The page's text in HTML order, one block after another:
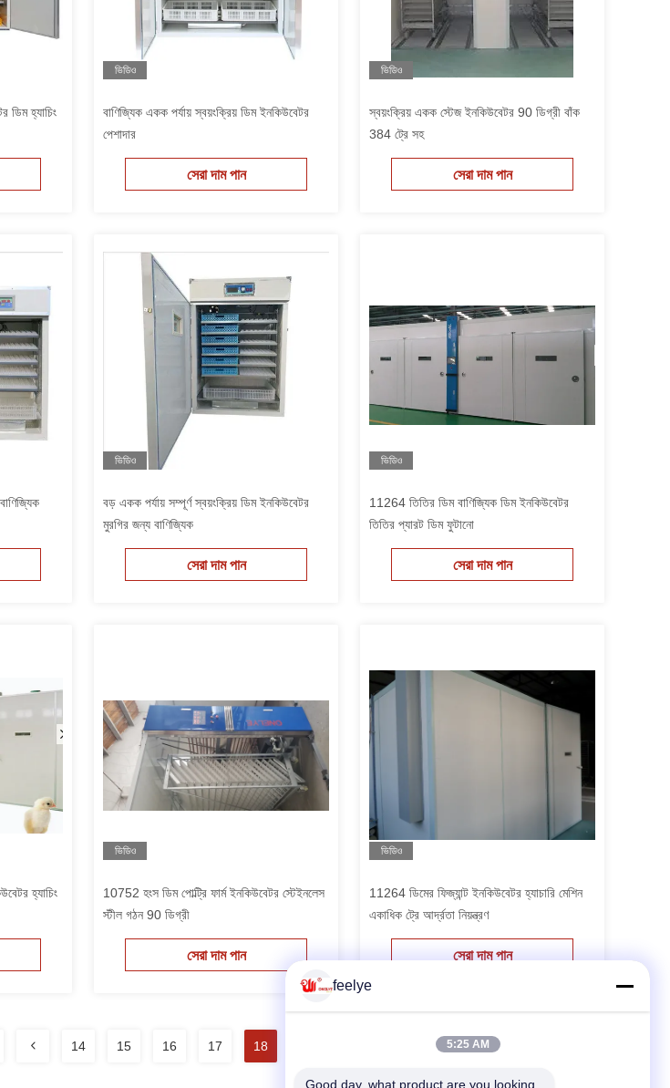
ডিম হ্যাচিং
ভিডিও
বাণিজ্যিক একক পর্যায় স্বয়ংক্রিয় ডিম ইনকিউবেটর
পেশাদার
সেরা দাম পান
ভিডিও
স্বয়ংক্রিয় একক স্টেজ ইনকিউবেটর 90 ডিগ্রী বাঁক
384 ট্রে সহ
সেরা দাম পান
ভিডিও
বড় একক পর্যায় সম্পূর্ণ স্বয়ংক্রিয় ডিম ইনকিউবেটর
মুরগির জন্য বাণিজ্যিক
সেরা দাম পান
ভিডিও
11264 তিতির ডিম বাণিজ্যিক ডিম ইনকিউবেটর
তিতির প্যারট ডিম ফুটানো
সেরা দাম পান
হ্যাচিং
ভিডিও
10752 হংস ডিম পোল্ট্রি ফার্ম ইনকিউবেটর স্টেইনলেস
স্টীল গঠন 90 ডিগ্রী
সেরা দাম পান
ভিডিও
11264 ডিমের ফিজ্যান্ট ইনকিউবেটর হ্যাচারি মেশিন
একাধিক ট্রে আর্দ্রতা নিয়ন্ত্রণ
সেরা দাম পান
14 15 16 17 18
feelye
5:25 AM
Good day, what product are you looking